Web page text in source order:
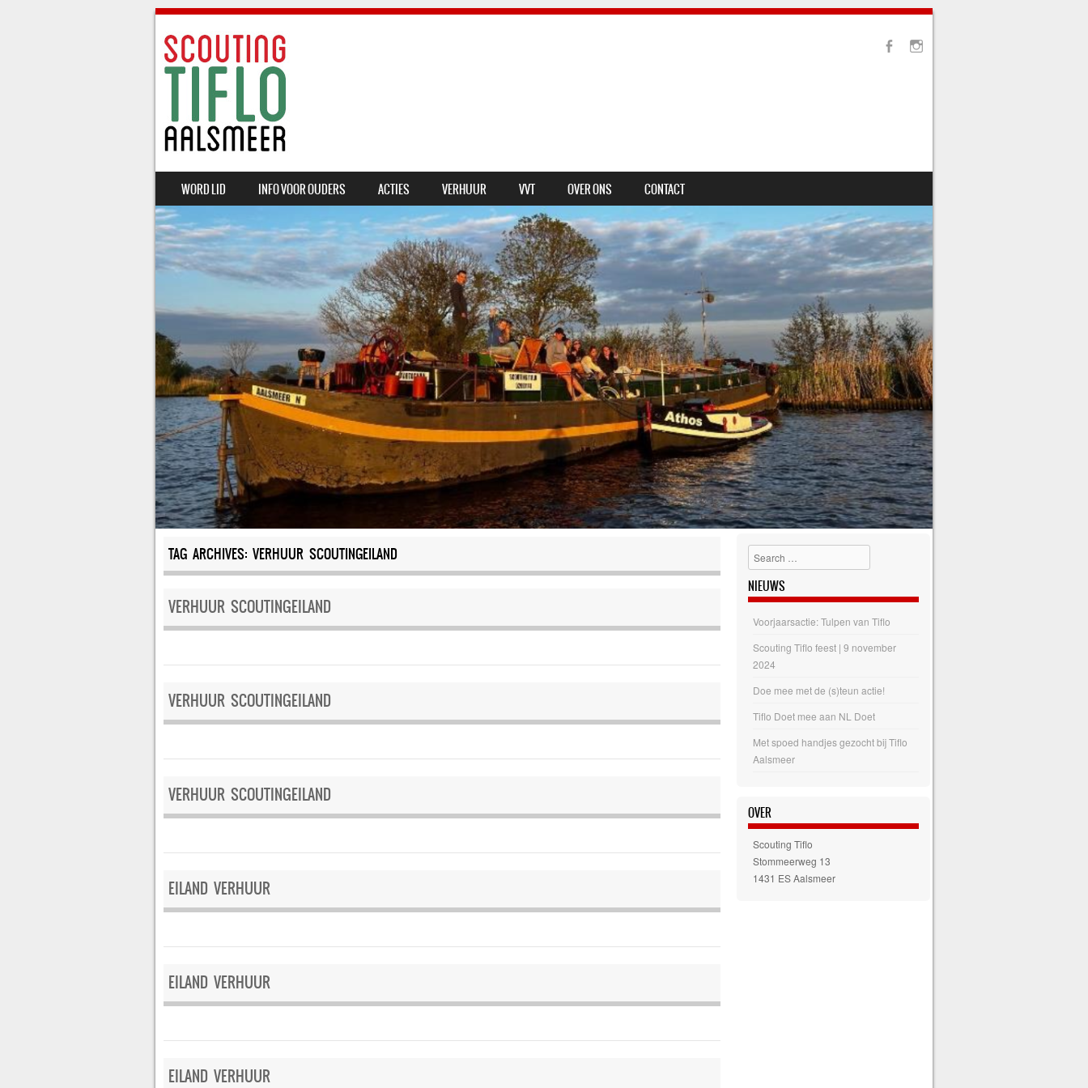
MENU
SKIP TO CONTENT
WORD LID INFO VOOR OUDERS ACTIES VERHUUR VVT OVER ONS CONTACT
TAG ARCHIVES: VERHUUR SCOUTINGEILAND
VERHUUR SCOUTINGEILAND
VERHUUR SCOUTINGEILAND
VERHUUR SCOUTINGEILAND
EILAND VERHUUR
EILAND VERHUUR
EILAND VERHUUR
Search
NIEUWS
Voorjaarsactie: Tulpen van Tiflo
Scouting Tiflo feest | 9 november
2024
Doe mee met de (s)teun actie!
Tiflo Doet mee aan NL Doet
Met spoed handjes gezocht bij Tiflo
Aalsmeer
OVER
Scouting Tiflo
Stommeerweg 13
1431 ES Aalsmeer